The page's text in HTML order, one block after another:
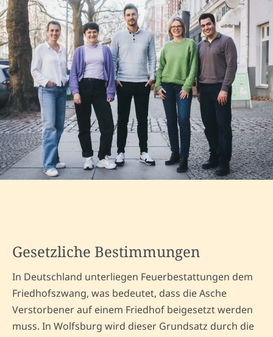
Gesetzliche Bestimmungen
In Deutschland unterliegen Feuerbestattungen dem
Friedhofszwang, was bedeutet, dass die Asche
Verstorbener auf einem Friedhof beigesetzt werden
muss. In Wolfsburg wird dieser Grundsatz durch die